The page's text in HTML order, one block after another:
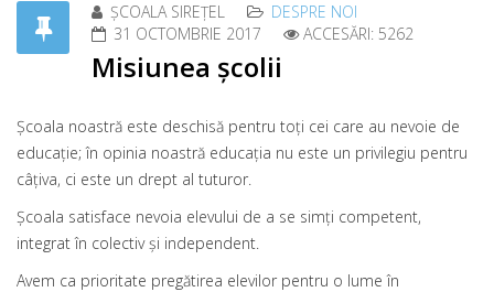
ȘCOALA SIREȚEL
DESPRE NOI
31 OCTOMBRIE 2017
ACCESĂRI: 5262
Misiunea școlii
Şcoala noastră este deschisă pentru toţi cei care au nevoie de
educaţie; în opinia noastră educaţia nu este un privilegiu pentru
câţiva, ci este un drept al tuturor.
Şcoala satisface nevoia elevului de a se simţi competent,
integrat în colectiv şi independent.
Avem ca prioritate pregătirea elevilor pentru o lume în